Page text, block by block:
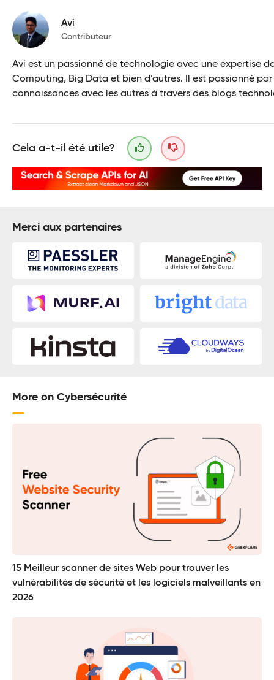
Avi
Contributeur
Avi est un passionné de technologie avec une expertise
Computing, Big Data et bien d’autres. Il est passionné
connaissances avec les autres à travers des blogs
Cela a-t-il été utile?
Merci aux partenaires
More on Cybersécurité
15 Meilleur scanner de sites Web pour trouver les
vulnérabilités de sécurité et les logiciels malveillants en
2026